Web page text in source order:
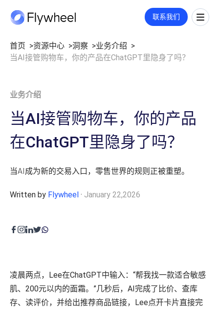
COMMERCE CLOUD
社媒监测
数字货架
零售洞察
展示与视频
目录维护
高级零售分析
覆盖媒体投放、平台运营、创意内容等多板块策略与执行，满足您的定
业绩衡量
指标监测
年度复盘
广告代投
程序化展示广告&视频广告
零售卓越
品牌保护
费用收回
企业动态
关于我们
职业机会
招聘
联系我们
首页 资源中心 洞察
业务介绍
当AI接管购物车，你的产品在ChatGPT里隐身了吗？
业务介绍
当AI接管购物车，你的产品
在ChatGPT里隐身了吗？
当AI成为新的交易入口，零售世界的规则正被重塑。
Written by Flywheel · January 22,2026
凌晨两点，Lee在ChatGPT中输入：“帮我找一款适合敏感
肌、200元以内的面霜。”几秒后，AI完成了比价、查库
存、读评价，并给出推荐商品链接，Lee点开卡片直接完